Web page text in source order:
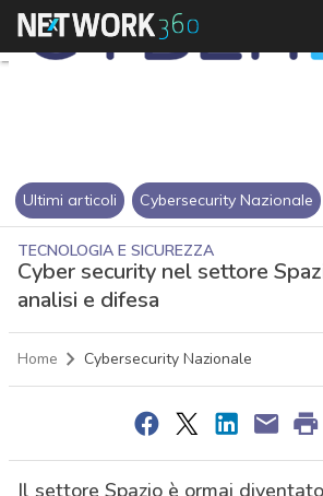
Ultimi articoli Cybersecurity Nazionale
TECNOLOGIA E SICUREZZA
Cyber security nel settore
analisi e difesa
Home Cybersecurity Nazionale
Il settore Spazio è ormai